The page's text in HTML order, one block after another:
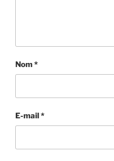
Nom*
E-mail*